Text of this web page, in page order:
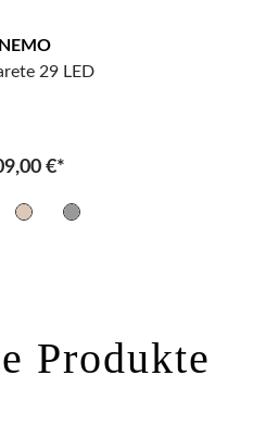
NEMO
29 LED
€*
Produkte